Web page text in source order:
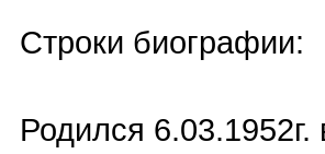
Строки биографии:
Родился